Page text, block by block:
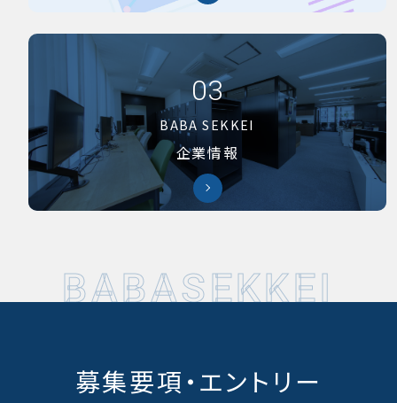
03
BABA SEKKEI
企業情報
BABASEKKEI
募集要項・エントリー